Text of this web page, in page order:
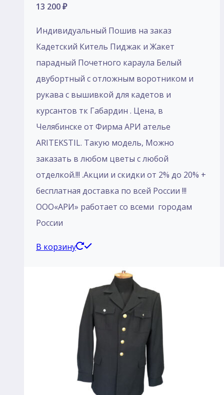
13 200₽
Индивидуальный Пошив на заказ
Кадетский Китель Пиджак и Жакет
парадный Почетного караула Белый
двубортный с отложным воротником и
рукава с вышивкой для кадетов и
курсантов тк Габардин . Цена, в
Челябинске от Фирма АРИ ателье
ARITEKSTIL. Такую модель, Mожно
заказать в любом цветы с любой
отделкой.!!! .Акции и скидки от 2% до 20% +
бесплатная доставка по всей России !!!
ООО«АРИ» работает со всеми городам
России
В корзину